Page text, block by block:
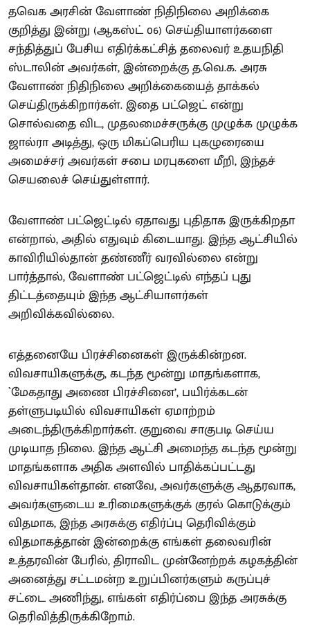
தவெக அரசின் வேளாண் நிதிநிலை அறிக்கை
குறித்து இன்று (ஆகஸ்ட் 06) செய்தியாளர்களை
சந்தித்துப் பேசிய எதிர்க்கட்சித் தலைவர் உதயநிதி
ஸ்டாலின் அவர்கள், இன்றைக்கு த.வெ.க. அரசு
வேளாண் நிதிநிலை அறிக்கையைத் தாக்கல்
செய்திருக்கிறார்கள். இதை பட்ஜெட் என்று
சொல்வதை விட, முதலமைச்சருக்கு முழுக்க முழுக்க
ஜால்ரா அடித்து, ஒரு மிகப்பெரிய புகழுரையை
அமைச்சர் அவர்கள் சபை மரபுகளை மீறி, இந்தச்
செயலைச் செய்துள்ளார்.
வேளாண் பட்ஜெட்டில் ஏதாவது புதிதாக இருக்கிறதா
என்றால், அதில் எதுவும் கிடையாது. இந்த ஆட்சியில்
காவிரியில்தான் தண்ணீர் வரவில்லை என்று
பார்த்தால், வேளாண் பட்ஜெட்டில் எந்தப் புது
திட்டத்தையும் இந்த ஆட்சியாளர்கள்
அறிவிக்கவில்லை.
எத்தனையே பிரச்சினைகள் இருக்கின்றன.
விவசாயிகளுக்கு, கடந்த மூன்று மாதங்களாக,
`மேகதாது அணை பிரச்சினை’, பயிர்க்கடன்
தள்ளுபடியில் விவசாயிகள் ஏமாற்றம்
அடைந்திருக்கிறார்கள். குறுவை சாகுபடி செய்ய
முடியாத நிலை. இந்த ஆட்சி அமைந்த கடந்த மூன்று
மாதங்களாக அதிக அளவில் பாதிக்கப்பட்டது
விவசாயிகள்தான். எனவே, அவர்களுக்கு ஆதரவாக,
அவர்களுடைய உரிமைகளுக்குக் குரல் கொடுக்கும்
விதமாக, இந்த அரசுக்கு எதிர்ப்பு தெரிவிக்கும்
விதமாகத்தான் இன்றைக்கு எங்கள் தலைவரின்
உத்தரவின் பேரில், திராவிட முன்னேற்றக் கழகத்தின்
அனைத்து சட்டமன்ற உறுப்பினர்களும் கருப்புச்
சட்டை அணிந்து, எங்கள் எதிர்ப்பை இந்த அரசுக்கு
தெரிவித்திருக்கிறோம்.